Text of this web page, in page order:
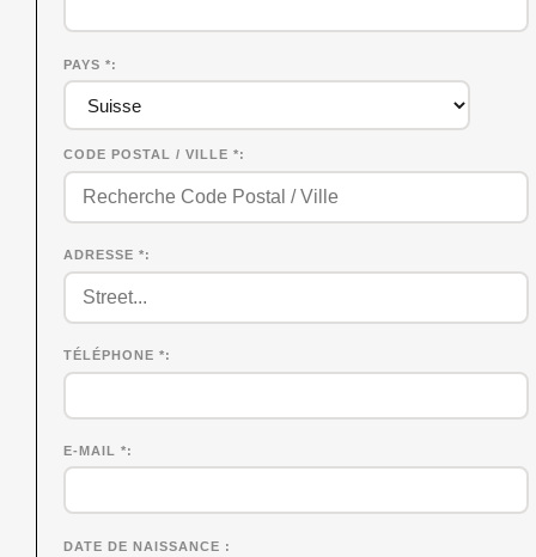
PAYS *
CODE POSTAL / VILLE *
ADRESSE *
TÉLÉPHONE *
E-MAIL *
DATE DE NAISSANCE